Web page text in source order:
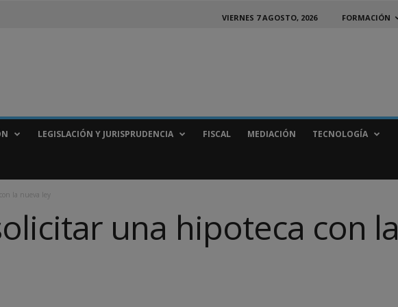
VIERNES 7 AGOSTO, 2026 FORMACIÓN
LEGISLACIÓN Y JURISPRUDENCIA FISCAL MEDIACIÓN TECNOLOGÍA
la nueva ley
una hipoteca con la